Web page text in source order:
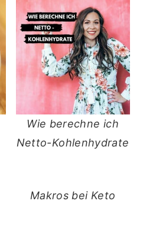
Wie berechne ich
Netto-Kohlenhydrate
Makros bei Keto